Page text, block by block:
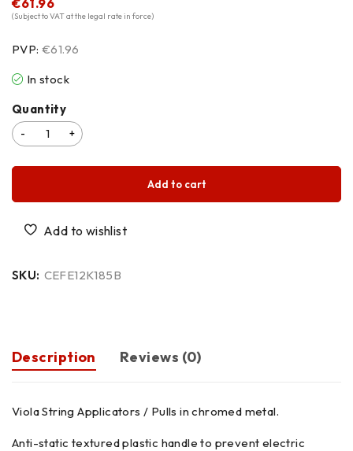
€61.96
(Subject to VAT at the legal rate in force)
PVP: €61.96
In stock
Quantity
Add to cart
SKU: CEFE12K185B
Description Reviews (0)
Viola String Applicators / Pulls in chromed metal.
Anti-static textured plastic handle to prevent electric